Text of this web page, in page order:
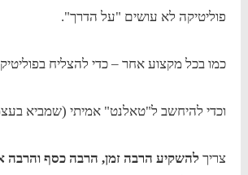
פוליטיקה לא עושים "על הדרך".
כמו בכל מקצוע אחר – כדי להצליח
וכדי להיחשב ל"טאלנט" אמיתי (שמביא
צריך להשקיע הרבה זמן, הרבה כסף והרבה